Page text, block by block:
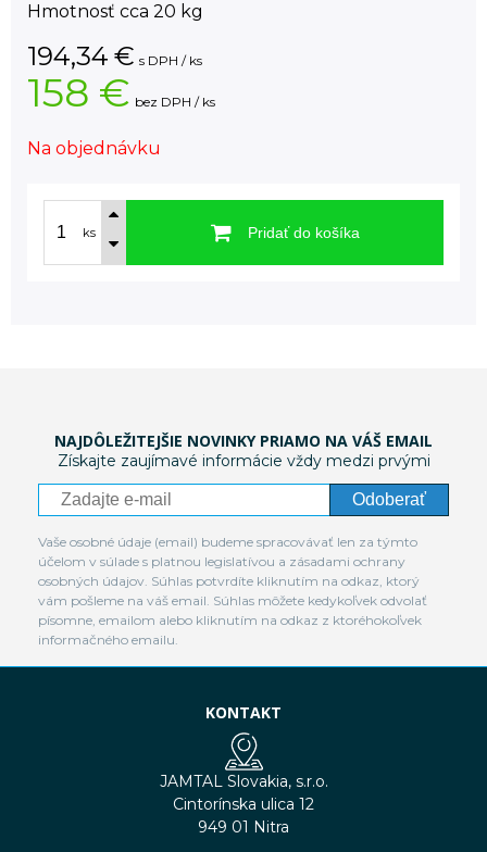
Hmotnosť cca 20 kg
194,34 € s DPH / ks
158 € bez DPH / ks
Na objednávku
ks Pridať do košíka
NAJDÔLEŽITEJŠIE NOVINKY PRIAMO NA VÁŠ EMAIL
Získajte zaujímavé informácie vždy medzi prvými
Odoberať
Vaše osobné údaje (email) budeme spracovávať len za týmto
účelom v súlade s platnou legislatívou a zásadami ochrany
osobných údajov. Súhlas potvrdíte kliknutím na odkaz, ktorý
vám pošleme na váš email. Súhlas môžete kedykoľvek odvolať
písomne, emailom alebo kliknutím na odkaz z ktoréhokoľvek
informačného emailu.
KONTAKT
JAMTAL Slovakia, s.r.o.
Cintorínska ulica 12
949 01 Nitra